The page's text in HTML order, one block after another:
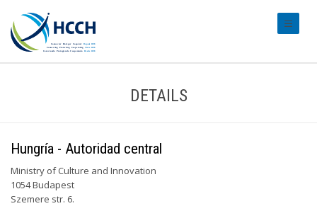
DETAILS
Hungría - Autoridad central
Ministry of Culture and Innovation
1054 Budapest
Szemere str. 6.